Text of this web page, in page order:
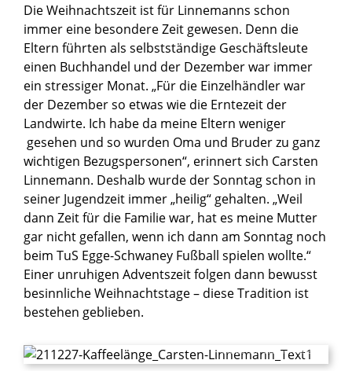
© Ronald Pfaff / Erzbistum Paderborn
Die Weihnachtszeit ist für Linnemanns schon
immer eine besondere Zeit gewesen. Denn die
Eltern führten als selbstständige Geschäftsleute
einen Buchhandel und der Dezember war immer
ein stressiger Monat. „Für die Einzelhändler war
der Dezember so etwas wie die Erntezeit der
Landwirte. Ich habe da meine Eltern weniger
gesehen und so wurden Oma und Bruder zu ganz
wichtigen Bezugspersonen“, erinnert sich Carsten
Linnemann. Deshalb wurde der Sonntag schon in
seiner Jugendzeit immer „heilig“ gehalten. „Weil
dann Zeit für die Familie war, hat es meine Mutter
gar nicht gefallen, wenn ich dann am Sonntag noch
beim TuS Egge-Schwaney Fußball spielen wollte.“
Einer unruhigen Adventszeit folgen dann bewusst
besinnliche Weihnachtstage – diese Tradition ist
bestehen geblieben.